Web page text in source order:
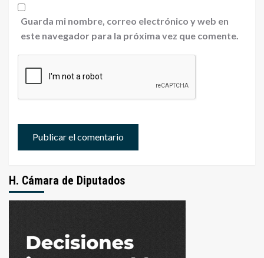
Guarda mi nombre, correo electrónico y web en
este navegador para la próxima vez que comente.
H. Cámara de Diputados